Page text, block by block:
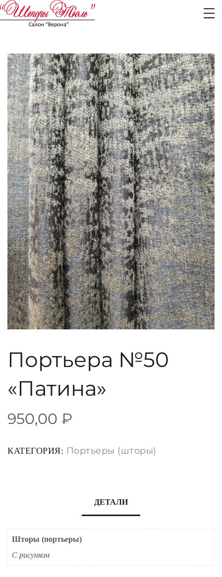
Портьера №50
«Патина»
950,00 ₽
КАТЕГОРИЯ: Портьеры (шторы)
ДЕТАЛИ
Шторы (портьеры)
С рисунком